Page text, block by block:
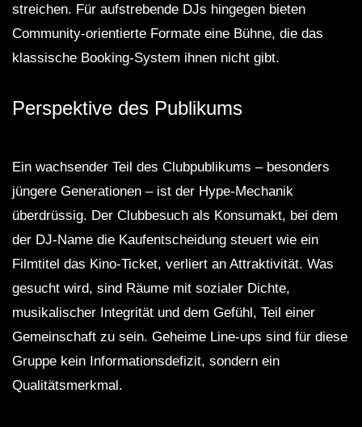
streichen. Für aufstrebende DJs hingegen bieten
Community-orientierte Formate eine Bühne, die das
klassische Booking-System ihnen nicht gibt.
Perspektive des Publikums
Ein wachsender Teil des Clubpublikums – besonders
jüngere Generationen – ist der Hype-Mechanik
überdrüssig. Der Clubbesuch als Konsumakt, bei dem
der DJ-Name die Kaufentscheidung steuert wie ein
Filmtitel das Kino-Ticket, verliert an Attraktivität. Was
gesucht wird, sind Räume mit sozialer Dichte,
musikalischer Integrität und dem Gefühl, Teil einer
Gemeinschaft zu sein. Geheime Line-ups sind für diese
Gruppe kein Informationsdefizit, sondern ein
Qualitätsmerkmal.